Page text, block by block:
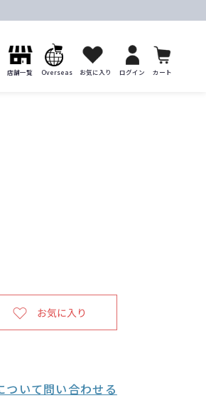
店舗一覧 Overseas お気に入り ログイン カート
ついて問い合わせる